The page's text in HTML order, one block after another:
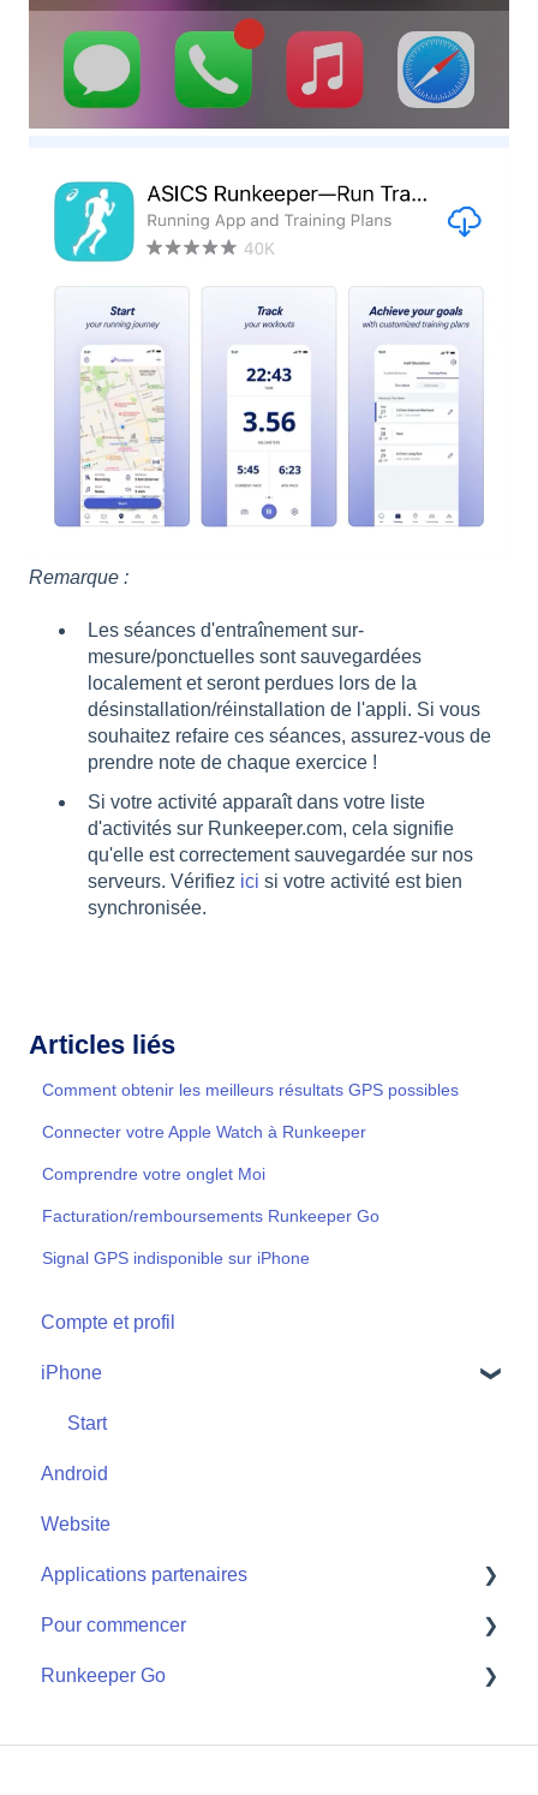
Remarque :
Les séances d'entraînement sur-
mesure/ponctuelles sont sauvegardées
localement et seront perdues lors de la
désinstallation/réinstallation de l'appli. Si vous
souhaitez refaire ces séances, assurez-vous de
prendre note de chaque exercice !
Si votre activité apparaît dans votre liste
d'activités sur Runkeeper.com, cela signifie
qu'elle est correctement sauvegardée sur nos
serveurs. Vérifiez ici si votre activité est bien
synchronisée.
Articles liés
Comment obtenir les meilleurs résultats GPS possibles
Connecter votre Apple Watch à Runkeeper
Comprendre votre onglet Moi
Facturation/remboursements Runkeeper Go
Signal GPS indisponible sur iPhone
Compte et profil
iPhone
Start
Android
Website
Applications partenaires
Apple Watch
Applications partenaires
Pour commencer
Getting Started
Runkeeper Go